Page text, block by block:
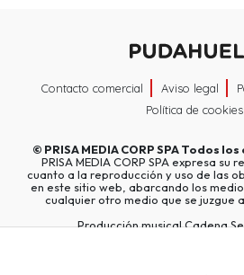
Contacto comercial Aviso legal
Política de cookies
© PRISA MEDIA CORP SPATodos los
PRISA MEDIA CORP SPA expresa su
cuanto a la reproducción y uso de las
en este sitio web, abarcando los
cualquier otro medio que se juzgue
Producción musical Cadena